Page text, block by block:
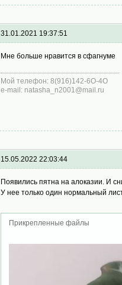
31.01.2021 19:37:51
Мне больше нравится в сфагнуме
Мой телефон: 8(916)142-6O-4O
e-mail: natasha_n2001@mail.ru
15.05.2022 22:03:44
Появились пятна на алоказии. И
У нее только один нормальный
Прикрепленные файлы